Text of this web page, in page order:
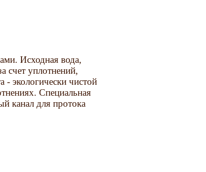
Исходная вода,
счет уплотнений,
- экологически чистой
Специальная
канал для протока